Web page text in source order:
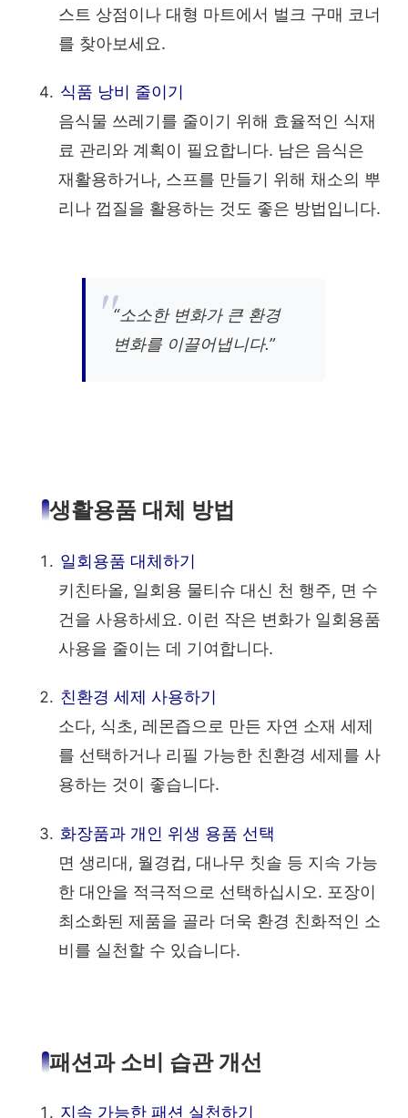
스트 상점이나 대형 마트에서 벌크 구매 코너
를 찾아보세요.
식품 낭비 줄이기
음식물 쓰레기를 줄이기 위해 효율적인 식재
료 관리와 계획이 필요합니다. 남은 음식은
재활용하거나, 스프를 만들기 위해 채소의 뿌
리나 껍질을 활용하는 것도 좋은 방법입니다.
“소소한 변화가 큰 환경
변화를 이끌어냅니다.”
생활용품 대체 방법
일회용품 대체하기
키친타올, 일회용 물티슈 대신 천 행주, 면 수
건을 사용하세요. 이런 작은 변화가 일회용품
사용을 줄이는 데 기여합니다.
친환경 세제 사용하기
소다, 식초, 레몬즙으로 만든 자연 소재 세제
를 선택하거나 리필 가능한 친환경 세제를 사
용하는 것이 좋습니다.
화장품과 개인 위생 용품 선택
면 생리대, 월경컵, 대나무 칫솔 등 지속 가능
한 대안을 적극적으로 선택하십시오. 포장이
최소화된 제품을 골라 더욱 환경 친화적인 소
비를 실천할 수 있습니다.
패션과 소비 습관 개선
지속 가능한 패션 실천하기